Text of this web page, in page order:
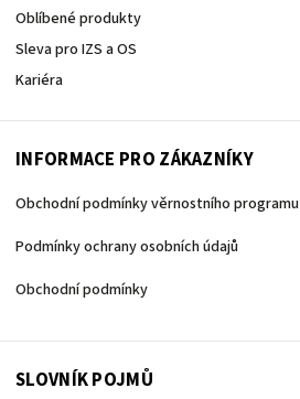
Oblíbené produkty
Sleva pro IZS a OS
Kariéra
INFORMACE PRO ZÁKAZNÍKY
Obchodní podmínky věrnostního programu
Podmínky ochrany osobních údajů
Obchodní podmínky
SLOVNÍK POJMŮ